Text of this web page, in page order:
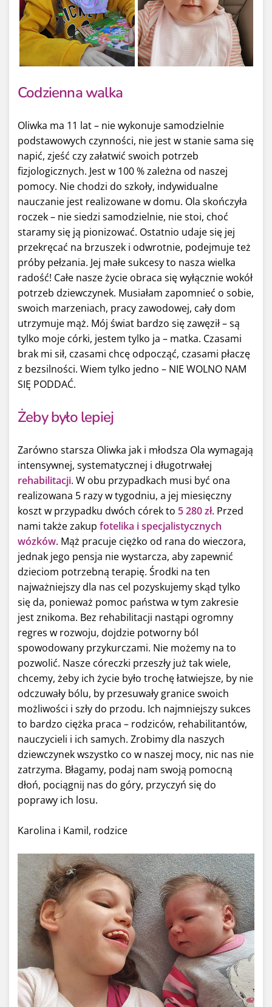
Codzienna walka
Oliwka ma 11 lat – nie wykonuje samodzielnie
podstawowych czynności, nie jest w stanie sama się
napić, zjeść czy załatwić swoich potrzeb
fizjologicznych. Jest w 100 % zależna od naszej
pomocy. Nie chodzi do szkoły, indywidualne
nauczanie jest realizowane w domu. Ola skończyła
roczek – nie siedzi samodzielnie, nie stoi, choć
staramy się ją pionizować. Ostatnio udaje się jej
przekręcać na brzuszek i odwrotnie, podejmuje też
próby pełzania. Jej małe sukcesy to nasza wielka
radość! Całe nasze życie obraca się wyłącznie wokół
potrzeb dziewczynek. Musiałam zapomnieć o sobie,
swoich marzeniach, pracy zawodowej, cały dom
utrzymuje mąż. Mój świat bardzo się zawęził – są
tylko moje córki, jestem tylko ja – matka. Czasami
brak mi sił, czasami chcę odpocząć, czasami płaczę
z bezsilności. Wiem tylko jedno – NIE WOLNO NAM
SIĘ PODDAĆ.
Żeby było lepiej
Zarówno starsza Oliwka jak i młodsza Ola wymagają
intensywnej, systematycznej i długotrwałej
rehabilitacji. W obu przypadkach musi być ona
realizowana 5 razy w tygodniu, a jej miesięczny
koszt w przypadku dwóch córek to 5 280 zł. Przed
nami także zakup fotelika i specjalistycznych
wózków. Mąż pracuje ciężko od rana do wieczora,
jednak jego pensja nie wystarcza, aby zapewnić
dzieciom potrzebną terapię. Środki na ten
najważniejszy dla nas cel pozyskujemy skąd tylko
się da, ponieważ pomoc państwa w tym zakresie
jest znikoma. Bez rehabilitacji nastąpi ogromny
regres w rozwoju, dojdzie potworny ból
spowodowany przykurczami. Nie możemy na to
pozwolić. Nasze córeczki przeszły już tak wiele,
chcemy, żeby ich życie było trochę łatwiejsze, by nie
odczuwały bólu, by przesuwały granice swoich
możliwości i szły do przodu. Ich najmniejszy sukces
to bardzo ciężka praca – rodziców, rehabilitantów,
nauczycieli i ich samych. Zrobimy dla naszych
dziewczynek wszystko co w naszej mocy, nic nas nie
zatrzyma. Błagamy, podaj nam swoją pomocną
dłoń, pociągnij nas do góry, przyczyń się do
poprawy ich losu.
Karolina i Kamil, rodzice